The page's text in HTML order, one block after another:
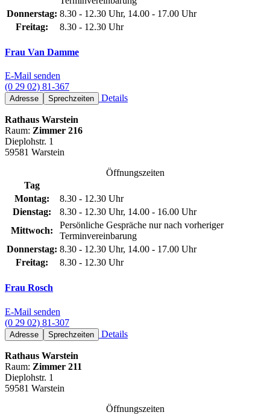
Donnerstag: 8.30 - 12.30 Uhr, 14.00 - 17.00 Uhr
Freitag:
8.30 - 12.30 Uhr
Frau Van Damme
E-Mail senden
(0 29 02) 81-367
Adresse Sprechzeiten Details
Rathaus Warstein
Raum: Zimmer 216
Dieplohstr. 1
59581 Warstein
Öffnungszeiten
Tag
Montag:
8.30 - 12.30 Uhr
Dienstag:
8.30 - 12.30 Uhr, 14.00 - 16.00 Uhr
Mittwoch:
Persönliche Gespräche nur nach vorheriger
Terminvereinbarung
Donnerstag: 8.30 - 12.30 Uhr, 14.00 - 17.00 Uhr
Freitag:
8.30 - 12.30 Uhr
Frau Rosch
E-Mail senden
(0 29 02) 81-307
Adresse Sprechzeiten Details
Rathaus Warstein
Raum: Zimmer 211
Dieplohstr. 1
59581 Warstein
Öffnungszeiten